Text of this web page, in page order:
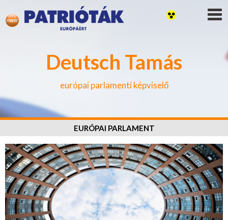
Deutsch Tamás
európai parlamenti képviselő
EURÓPAI PARLAMENT